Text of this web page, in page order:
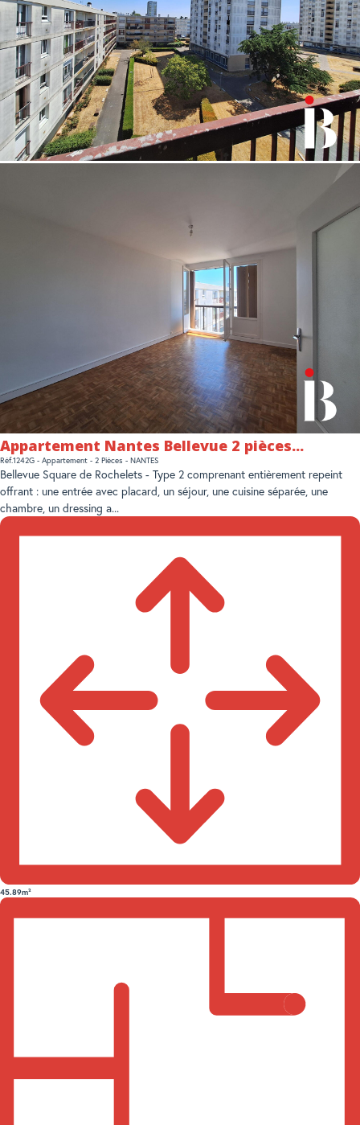
Appartement Nantes Bellevue 2 pièces...
Réf.1242G - Appartement - 2 Pièces - NANTES
Bellevue Square de Rochelets - Type 2 comprenant entièrement repeint
offrant : une entrée avec placard, un séjour, une cuisine séparée, une
chambre, un dressing a...
45.89m²